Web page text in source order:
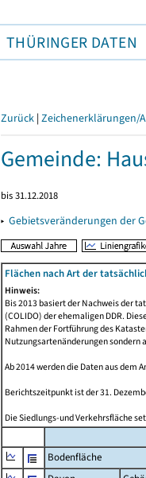
THÜRINGER DATEN
Zurück | Zeichenerklärungen/
Gemeinde:
bis 31.12.2018
▸ Gebietsveränderungen der
Flächen nach Art der
Hinweis:
Bis 2013 basiert der Nachweis der
(COLIDO) der ehemaligen DDR.
Rahmen der Fortführung des
Nutzungsartenänderungen sondern
Ab 2014 werden die Daten aus dem
Berichtszeitpunkt ist der 31.
Die Siedlungs-und Verkehrsfläche
Bodenfläche